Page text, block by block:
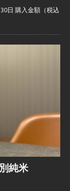
日 購入金額（税込
純米